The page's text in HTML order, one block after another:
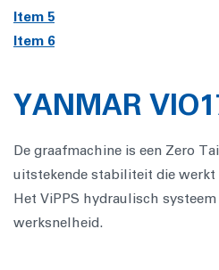
Item 5
Item 6
YANMAR
De graafmachine is een Zero
uitstekende stabiliteit die werkt
Het ViPPS hydraulisch
werksnelheid.